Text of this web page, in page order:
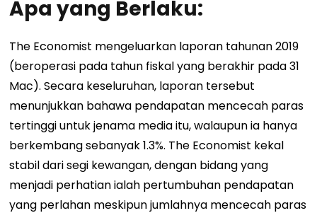
Apa yang Berlaku:
The Economist mengeluarkan laporan tahunan 2019
(beroperasi pada tahun fiskal yang berakhir pada 31
Mac). Secara keseluruhan, laporan tersebut
menunjukkan bahawa pendapatan mencecah paras
tertinggi untuk jenama media itu, walaupun ia hanya
berkembang sebanyak 1.3%. The Economist kekal
stabil dari segi kewangan, dengan bidang yang
menjadi perhatian ialah pertumbuhan pendapatan
yang perlahan meskipun jumlahnya mencecah paras